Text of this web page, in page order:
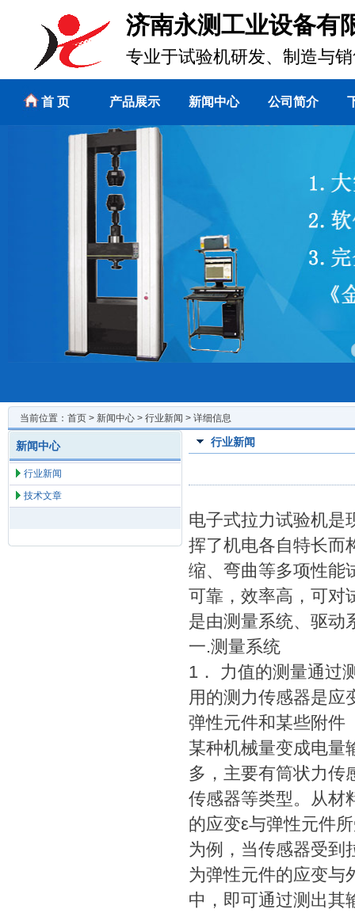
济南永测工业设备有
专业于试验机研发、制造与
首 页 产品展示 新闻中心 公司简介
当前位置： 首页 > 新闻中心 > 行业新闻 > 详细信息
新闻中心
行业新闻
技术文章
行业新闻
电子式拉力试验机是
挥了机电各自特长而
缩、弯曲等多项性能
可靠，效率高，可对
是由测量系统、驱动
一.测量系统
1． 力值的测量通过
用的测力传感器是应
弹性元件和某些附件
某种机械量变成电量
多，主要有筒状力传
传感器等类型。从材
的应变ε与弹性元件
为例，当传感器受到
为弹性元件的应变与
中，即可通过测出其